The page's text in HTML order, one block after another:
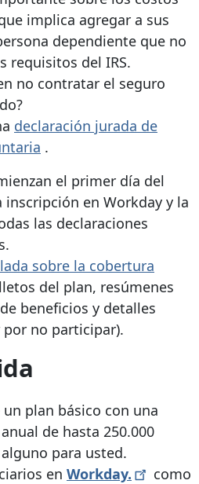
implica agregar a sus
dependiente que no
requisitos del IRS.
no contratar el seguro
declaración jurada de
.
el primer día del
inscripción en Workday y la
las declaraciones
sobre la cobertura
del plan, resúmenes
beneficios y detalles
no participar).
plan básico con una
de hasta 250.000
para usted.
en Workday.
como